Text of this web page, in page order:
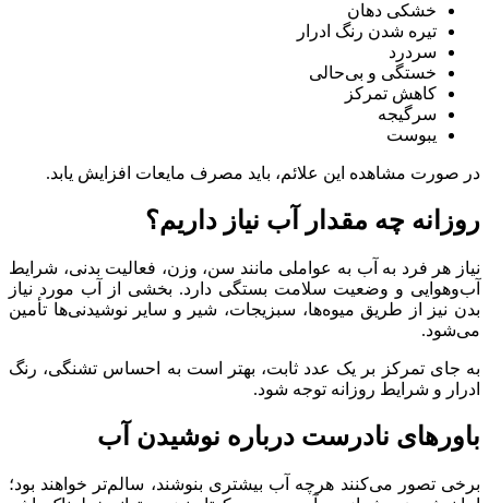
خشکی دهان
تیره شدن رنگ ادرار
سردرد
خستگی و بی‌حالی
کاهش تمرکز
سرگیجه
یبوست
در صورت مشاهده این علائم، باید مصرف مایعات افزایش یابد.
روزانه چه مقدار آب نیاز داریم؟
نیاز هر فرد به آب به عواملی مانند سن، وزن، فعالیت بدنی، شرایط
آب‌وهوایی و وضعیت سلامت بستگی دارد. بخشی از آب مورد نیاز
بدن نیز از طریق میوه‌ها، سبزیجات، شیر و سایر نوشیدنی‌ها تأمین
می‌شود.
به جای تمرکز بر یک عدد ثابت، بهتر است به احساس تشنگی، رنگ
ادرار و شرایط روزانه توجه شود.
باورهای نادرست درباره نوشیدن آب
برخی تصور می‌کنند هرچه آب بیشتری بنوشند، سالم‌تر خواهند بود؛